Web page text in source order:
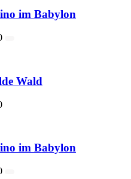
im Babylon
Wald
im Babylon